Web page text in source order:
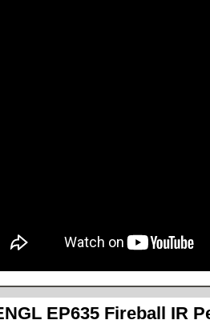
EP635 Fireball IR